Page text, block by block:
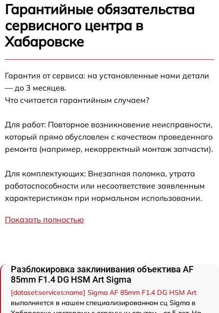
Гарантийные обязательства
сервисного центра в
Хабаровске
Гарантия от сервиса: на установленные нами детали
— до 3 месяцев.
Что считается гарантийным случаем?
Для работ: Повторное возникновение неисправности,
который прямо обусловлен с качеством проведенного
ремонта (например, некорректный монтаж запчасти).
Для комплектующих: Внезапная поломка, утрата
работоспособности или несоответствие заявленным
характеристикам при нормальном использовании.
Показать полностью
Разблокировка заклинивания объектива AF
85mm F1.4 DG HSM Art Sigma
[dataset:services:name] Sigma AF 85mm F1.4 DG HSM Art
выполняется в нашем специализированном сц Sigma в